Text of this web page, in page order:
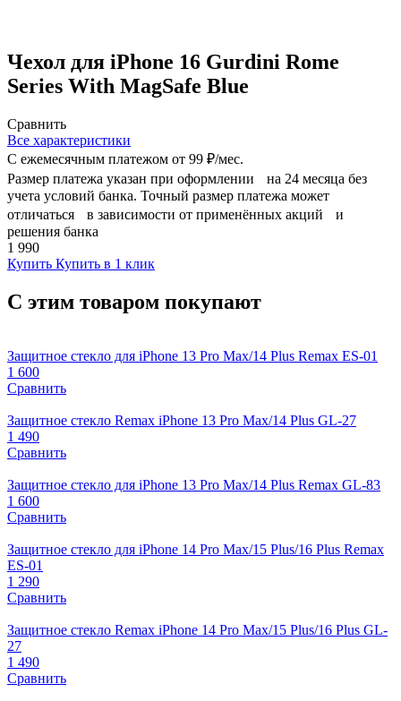
Чехол для iPhone 16 Gurdini Rome
Series With MagSafe Blue
Сравнить
Все характеристики
С ежемесячным платежом от 99 ₽/мес.
Размер платежа указан при оформлении на 24 месяца без
учета условий банка. Точный размер платежа может
отличаться в зависимости от применённых акций и
решения банка
1 990
Купить Купить в 1 клик
С этим товаром покупают
Защитное стекло для iPhone 13 Pro Max/14 Plus Remax ES-01
1 600
Сравнить
Защитное стекло Remax iPhone 13 Pro Max/14 Plus GL-27
1 490
Сравнить
Защитное стекло для iPhone 13 Pro Max/14 Plus Remax GL-83
1 600
Сравнить
Защитное стекло для iPhone 14 Pro Max/15 Plus/16 Plus Remax
ES-01
1 290
Сравнить
Защитное стекло Remax iPhone 14 Pro Max/15 Plus/16 Plus GL-
27
1 490
Сравнить